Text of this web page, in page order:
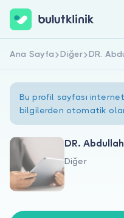
Hakkımızda
Hemen Kaydol
Ana Sayfa Diğer DR.
Bu profil sayfası
bilgilerden otomatik
DR.
Diğer